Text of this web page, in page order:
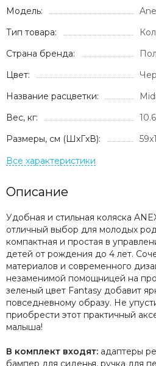
Модель:
Тип товара:
Страна бренда:
Цвет:
Название расцветки:
Вес, кг:
10.6
Размеры, см (ШxГxВ):
Описание
Удобная и стильная коляска
отличный выбор для молодых
компактная и простая в
детей от рождения до 4 лет.
материалов и современного
незаменимой помощницей на
зеленый цвет Fantasy добавит
повседневному образу. Не
приобрести этот практичный
малыша!
В комплект входят: адаптеры
бампер для сиденья, ручка для